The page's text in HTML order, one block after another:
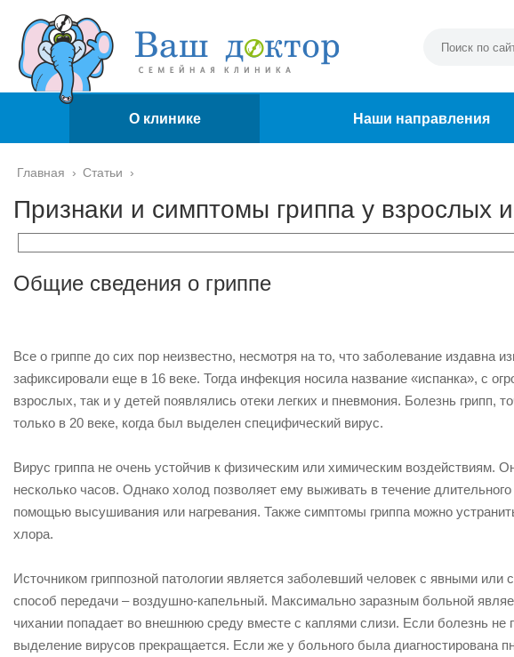
О клинике Наши направления
Главная › Статьи ›
Признаки и симптомы гриппа у взрослых
Общие сведения о гриппе
Все о гриппе до сих пор неизвестно, несмотря на то, что заболевание издавна
зафиксировали еще в 16 веке. Тогда инфекция носила название «испанка», с
взрослых, так и у детей появлялись отеки легких и пневмония. Болезнь грипп,
только в 20 веке, когда был выделен специфический вирус.
Вирус гриппа не очень устойчив к физическим или химическим воздействиям.
несколько часов. Однако холод позволяет ему выживать в течение
помощью высушивания или нагревания. Также симптомы гриппа можно
хлора.
Источником гриппозной патологии является заболевший человек с явными
способ передачи – воздушно-капельный. Максимально заразным больной
чихании попадает во внешнюю среду вместе с каплями слизи. Если болезнь не
выделение вирусов прекращается. Если же у больного была диагностирована